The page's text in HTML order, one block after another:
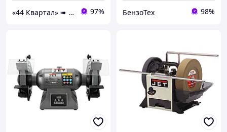
«44 Квартал» ➠ інтернет-магазин інструментів та розхідних матеріалів! 97% БензоТех 98%